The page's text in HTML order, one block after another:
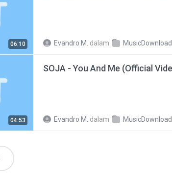
06:10 Evandro M. dalam MusicDownload
04:53 Evandro M. dalam MusicDownload